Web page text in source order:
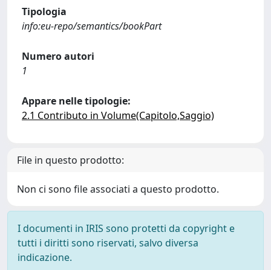
Tipologia
info:eu-repo/semantics/bookPart
Numero autori
1
Appare nelle tipologie:
2.1 Contributo in Volume(Capitolo,Saggio)
File in questo prodotto:
Non ci sono file associati a questo prodotto.
I documenti in IRIS sono protetti da copyright e
tutti i diritti sono riservati, salvo diversa
indicazione.